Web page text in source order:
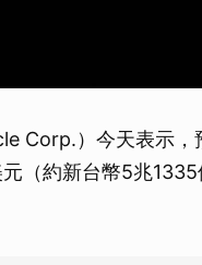
Corp.）今天表示
（約新台幣5兆